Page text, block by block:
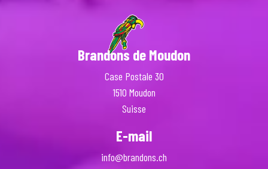
Brandons de Moudon
Case Postale 30
1510 Moudon
Suisse
E-mail
info@brandons.ch